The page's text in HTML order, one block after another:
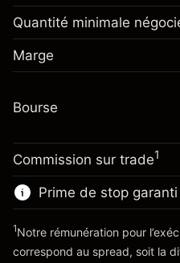
investissement
Ajustement des
Frais sur la valeur
Taille de la position
Valeur nominale avec
Marge. Votre
de overnight
position
Taille de la position
~$20,000.00
Valeur nominale avec
Quantité minimale
Marge
Bourse
Commission sur trade1
Prime de stop garanti
1Notre rémunération pour
correspond au spread, soit la